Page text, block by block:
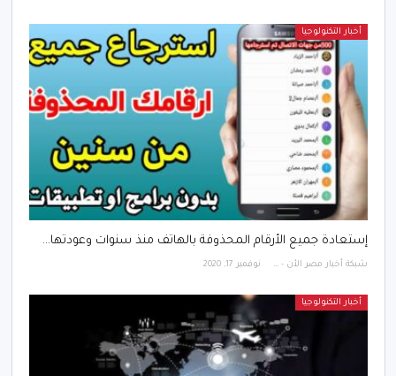
أخبار التكنولوجيا
إستعادة جميع الأرقام المحذوفة بالهاتف منذ سنوات وعودتها…
شبكة أخبار مصر الأن - Egypt News Network Now نوفمبر 17, 2020
أخبار التكنولوجيا